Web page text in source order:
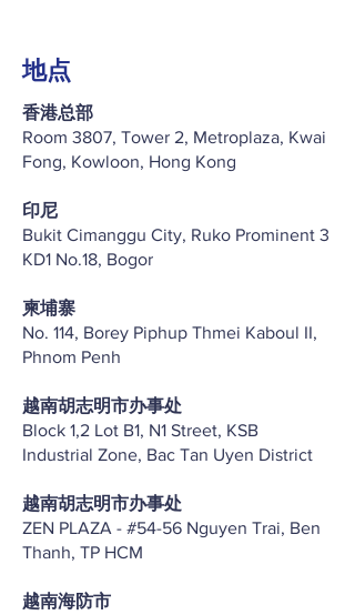
地点
香港总部
Room 3807, Tower 2, Metroplaza, Kwai
Fong, Kowloon, Hong Kong
印尼
Bukit Cimanggu City, Ruko Prominent 3
KD1 No.18, Bogor
柬埔寨
No. 114, Borey Piphup Thmei Kaboul II,
Phnom Penh
越南胡志明市办事处
Block 1,2 Lot B1, N1 Street, KSB
Industrial Zone, Bac Tan Uyen District
越南胡志明市办事处
ZEN PLAZA - #54-56 Nguyen Trai, Ben
Thanh, TP HCM
越南海防市